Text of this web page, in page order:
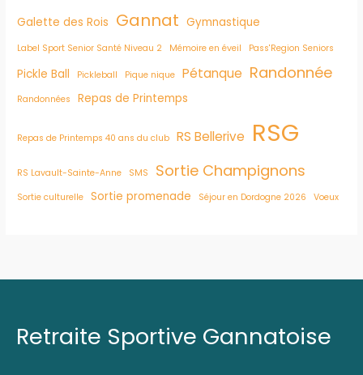
Galette des Rois Gannat Gymnastique
Label Sport Senior Santé Niveau 2 Mémoire en éveil Pass'Region Seniors
Pickle Ball Pickleball Pique nique Pétanque Randonnée
Randonnées Repas de Printemps
Repas de Printemps 40 ans du club RS Bellerive RSG
RS Lavault-Sainte-Anne SMS Sortie Champignons
Sortie culturelle Sortie promenade Séjour en Dordogne 2026 Voeux
Retraite Sportive Gannatoise